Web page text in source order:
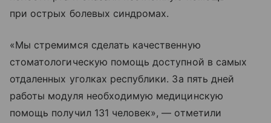
при острых болевых синдромах.
«Мы стремимся сделать качественную
стоматологическую помощь доступной в самых
отдаленных уголках республики. За пять дней
работы модуля необходимую медицинскую
помощь получил 131 человек», — отметили